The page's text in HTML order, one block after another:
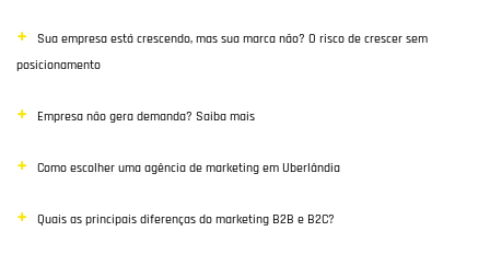
Poisiconamento e Branding
Sua empresa está crescendo, mas sua marca não? O risco de crescer sem
posicionamento
Empresa não gera demanda? Saiba mais
Como escolher uma agência de marketing em Uberlândia
Quais as principais diferenças do marketing B2B e B2C?